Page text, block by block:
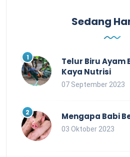
Sedang
Telur Biru Ayam
Kaya Nutrisi
07 September 2023
Mengapa Babi
03 Oktober 2023